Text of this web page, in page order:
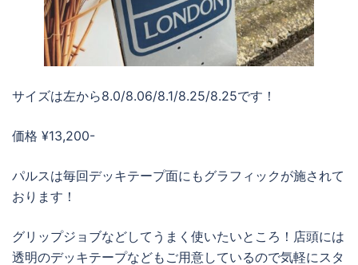
サイズは左から8.0/8.06/8.1/8.25/8.25です！
価格 ¥13,200-
パルスは毎回デッキテープ面にもグラフィックが施されて
おります！
グリップジョブなどしてうまく使いたいところ！店頭には
透明のデッキテープなどもご用意しているので気軽にスタ